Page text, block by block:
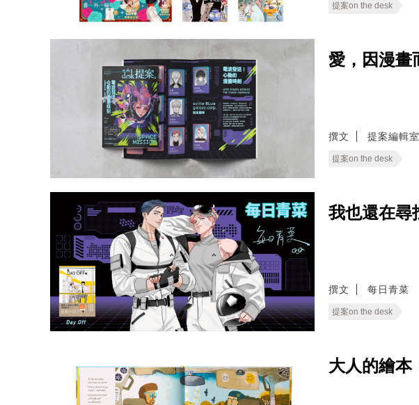
提案on the desk
愛，因漫畫
撰文 提案編輯
提案on the desk
我也還在
撰文 每日青菜
提案on the desk
大人的繪本